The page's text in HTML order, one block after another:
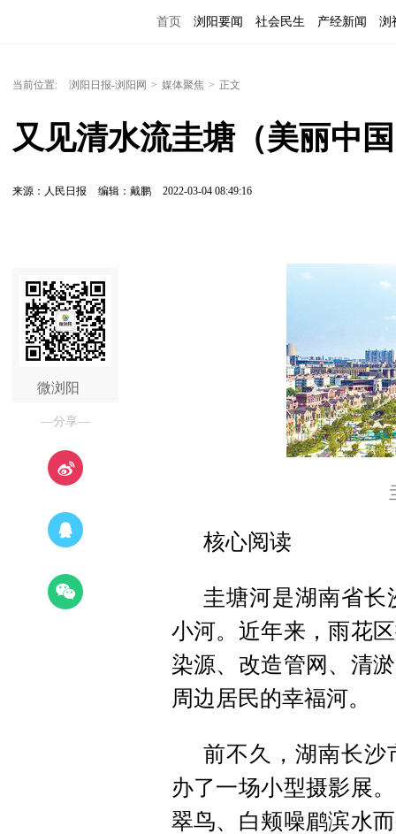
首页 浏阳要闻 社会民生 产经新闻 浏
当前位置: 浏阳日报-浏阳网 > 媒体聚焦 > 正文
又见清水流圭塘（美丽中
来源：人民日报 编辑：戴鹏 2022-03-04 08:49:16
微浏阳
—分享—
核心阅读
圭塘河是湖南省长
小河。近年来，雨花
染源、改造管网、清
周边居民的幸福河。
前不久，湖南长沙
办了一场小型摄影展
翠鸟、白颊噪鹛滨水